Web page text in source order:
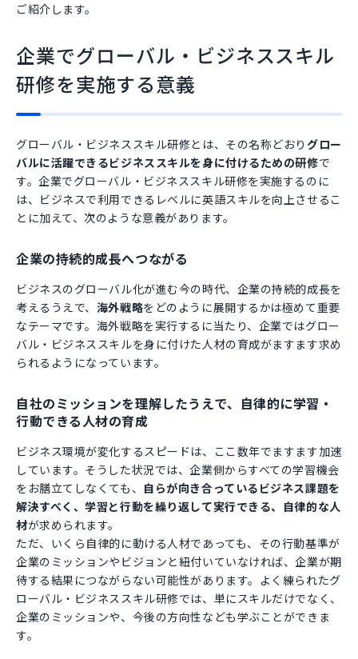
ご紹介します。
企業でグローバル・ビジネススキル
研修を実施する意義
グローバル・ビジネススキル研修とは、その名称どおり グロー
バルに活躍できるビジネススキルを身に付けるための研修で
す。企業でグローバル・ビジネススキル研修を実施するのに
は、ビジネスで利用できるレベルに英語スキルを向上させるこ
とに加えて、次のような意義があります。
企業の持続的成長へつながる
ビジネスのグローバル化が進む今の時代、企業の持続的成長を
考えるうえで、 海外戦略をどのように展開するかは極めて重要
なテーマです。海外戦略を実行するに当たり、企業ではグロー
バル・ビジネススキルを身に付けた人材の育成がますます求め
られるようになっています。
自社のミッションを理解したうえで、自律的に学習・
行動できる人材の育成
ビジネス環境が変化するスピードは、ここ数年でますます加速
しています。そうした状況では、企業側からすべての学習機会
をお膳立てしなくても、 自らが向き合っているビジネス課題を
解決すべく、学習と行動を繰り返して実行できる、自律的な人
材が求められます。
ただ、いくら自律的に動ける人材であっても、その行動基準が
企業のミッションやビジョンと紐付いていなければ、企業が期
待する結果につながらない可能性があります。よく練られたグ
ローバル・ビジネススキル研修では、単にスキルだけでなく、
企業のミッションや、今後の方向性なども学ぶことができま
す。